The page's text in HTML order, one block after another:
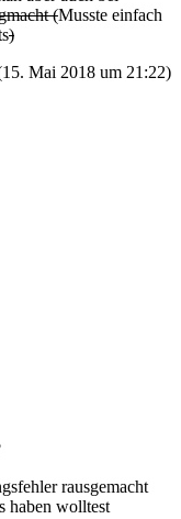
(Musste einfach
)
15. Mai 2018 um 21:22)
rausgemacht
haben wolltest